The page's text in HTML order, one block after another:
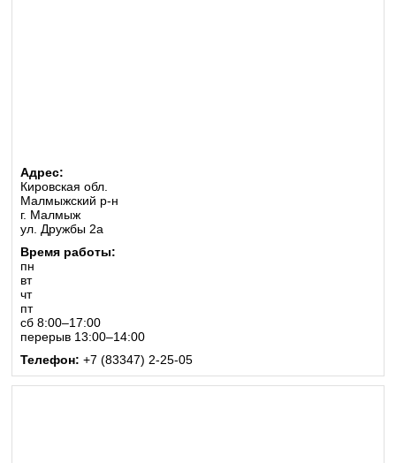
Адрес:
Кировская обл.
Малмыжский р-н
г. Малмыж
ул. Дружбы 2а
Время работы:
пн
вт
чт
пт
сб 8:00–17:00
перерыв 13:00–14:00
Телефон: +7 (83347) 2-25-05